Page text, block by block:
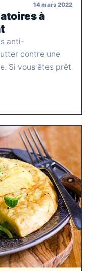
14 mars 2022
à
anti-
contre une
Si vous êtes prêt